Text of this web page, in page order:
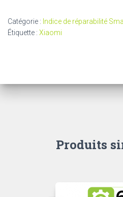
Catégorie : Indice de réparabilité
Étiquette : Xiaomi
Produits